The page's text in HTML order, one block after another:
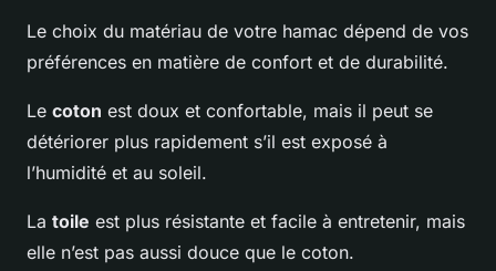
Le choix du matériau de votre hamac dépend de vos
préférences en matière de confort et de durabilité.
Le coton est doux et confortable, mais il peut se
détériorer plus rapidement s’il est exposé à
l’humidité et au soleil.
La toile est plus résistante et facile à entretenir, mais
elle n’est pas aussi douce que le coton.